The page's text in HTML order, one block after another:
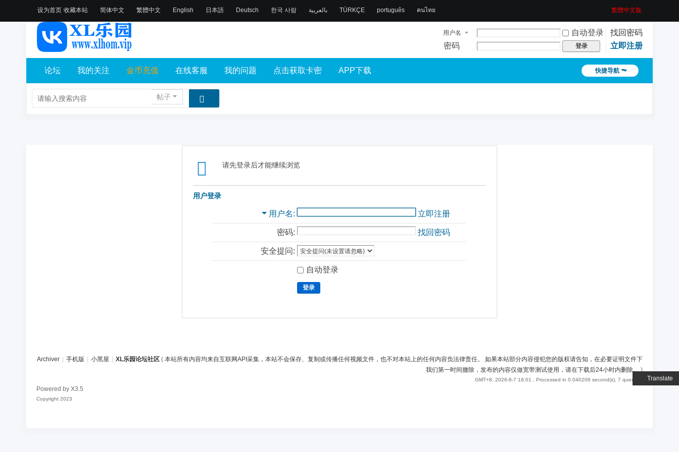
设为首页 收藏本站
Translate
简体中文 繁體中文 English 日本語 Deutsch 한국 사람 بالعربية TÜRKÇE português คนไทย 繁體中文版
用户名 自动登录
找回密码
密码
登录 立即注册
快捷导航
论坛 我的关注 金币充值 在线客服 我的问题 点击获取卡密 APP下载
帖子
请先登录后才能继续浏览
用户登录
用户名 立即注册
密码: 找回密码
安全提问:
自动登录
登录
Archiver 手机版 小黑屋 XL乐园论坛社区 ( 本站所有内容均来自互联网API采集，本站不会保存、复制或传播任何视频文件，也不对本站上的任何内容负法律责任。 如果本站部分内容侵犯您的版权请告知，在必要证明文件下
我们第一时间撤除，发布的内容仅做宽带测试使用，请在下载后24小时内删除。)
GMT+8, 2026-8-7 18:01 , Processed in 0.040206 second(s), 7 queries .
Powered by X3.5
Copyright 2023